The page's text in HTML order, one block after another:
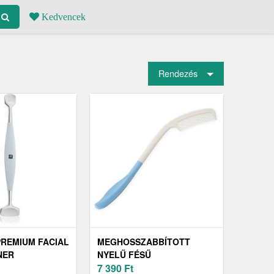
Kedvencek
Rendezés
FACIAL
MEGHOSSZABBÍTOTT
NYELŰ FÉSŰ
7 390 Ft